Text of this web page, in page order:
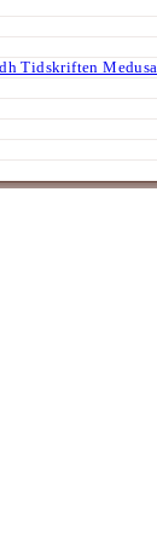
Tidskriften Medusa